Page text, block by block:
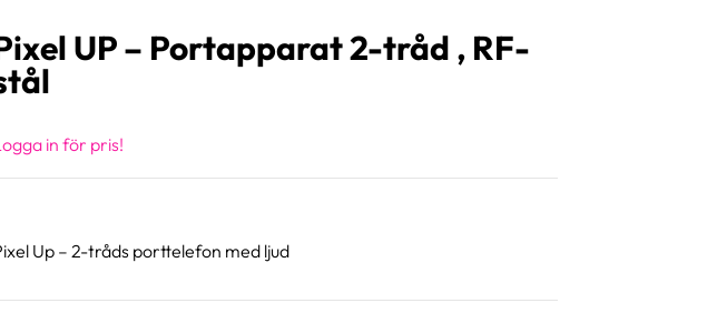
UP – Portapparat 2-tråd , RF-
in för pris!
Up – 2-tråds porttelefon med ljud